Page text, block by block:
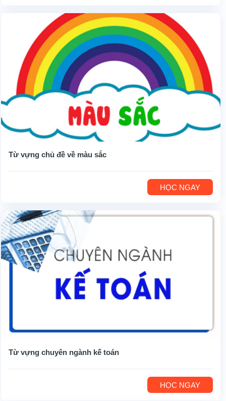
Từ vựng chủ đề về màu sắc
HỌC NGAY
Từ vựng chuyên ngành kế toán
HỌC NGAY